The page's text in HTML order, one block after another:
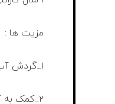
مزیت ها :
۱_گردش آب با سرعت بالاتر که باعث خنک کنندگی بیشتر موتور میشود.
۲_کمک به کاهش فعالیت موتور فن (که باعث کاهش فشار بر عملکرد برق خودرو میشود).